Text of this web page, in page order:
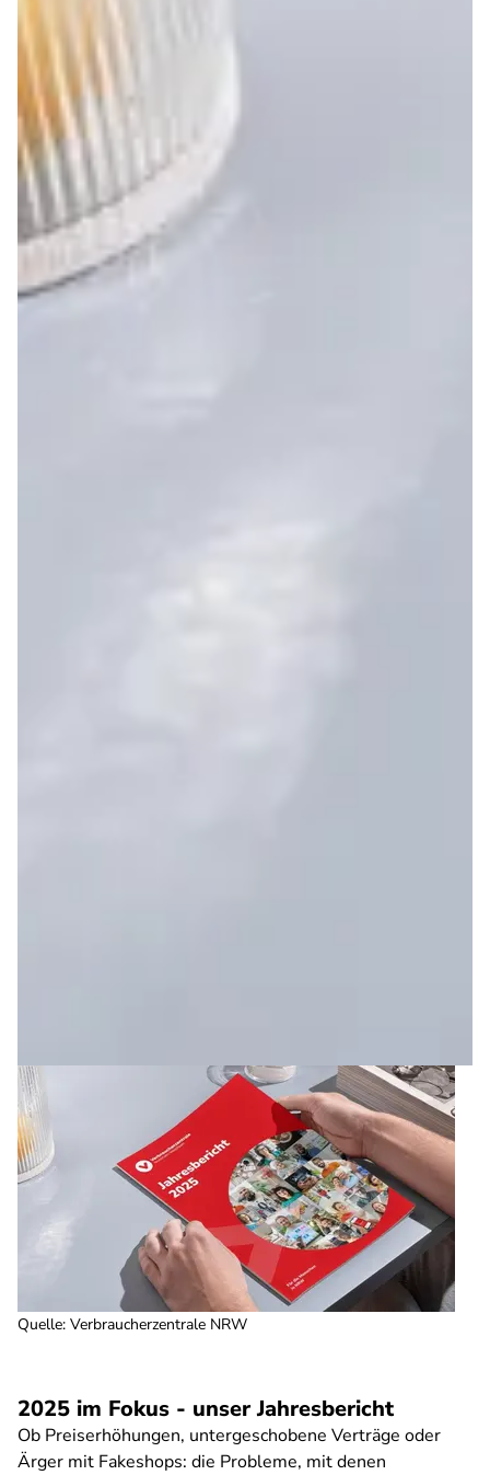
Quelle: Verbraucherzentrale NRW
2025 im Fokus - unser Jahresbericht
Ob Preiserhöhungen, untergeschobene Verträge oder
Ärger mit Fakeshops: die Probleme, mit denen